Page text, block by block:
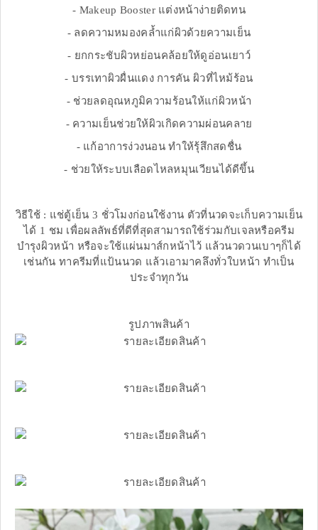
- Makeup Booster แต่งหน้าง่ายติดทน
- ลดความหมองคล้ำแก่ผิวด้วยความเย็น
- ยกกระชับผิวหย่อนคล้อยให้ดูอ่อนเยาว์
- บรรเทาผิวผื่นแดง การคัน ผิวที่ไหม้ร้อน
- ช่วยลดอุณหภูมิความร้อนให้แก่ผิวหน้า
- ความเย็นช่วยให้ผิวเกิดความผ่อนคลาย
- แก้อาการง่วงนอน ทำให้รุ้สึกสดชื่น
- ช่วยให้ระบบเลือดไหลหมุนเวียนได้ดีขึ้น
วิธีใช้ : แช่ตู้เย็น 3 ชั่วโมงก่อนใช้งาน ตัวที่นวดจะเก็บความเย็น
ได้ 1 ชม เพื่อผลลัพธ์ที่ดีที่สุดสามารถใช้ร่วมกับเจลหรือครีม
บำรุงผิวหน้า หรือจะใช้แผ่นมาส์กหน้าไว้ แล้วนวดวนเบาๆก็ได้
เช่นกัน ทาครีมที่แป้นนวด แล้วเอามาคลึงทั่วใบหน้า ทำเป็น
ประจำทุกวัน
รูปภาพสินค้า